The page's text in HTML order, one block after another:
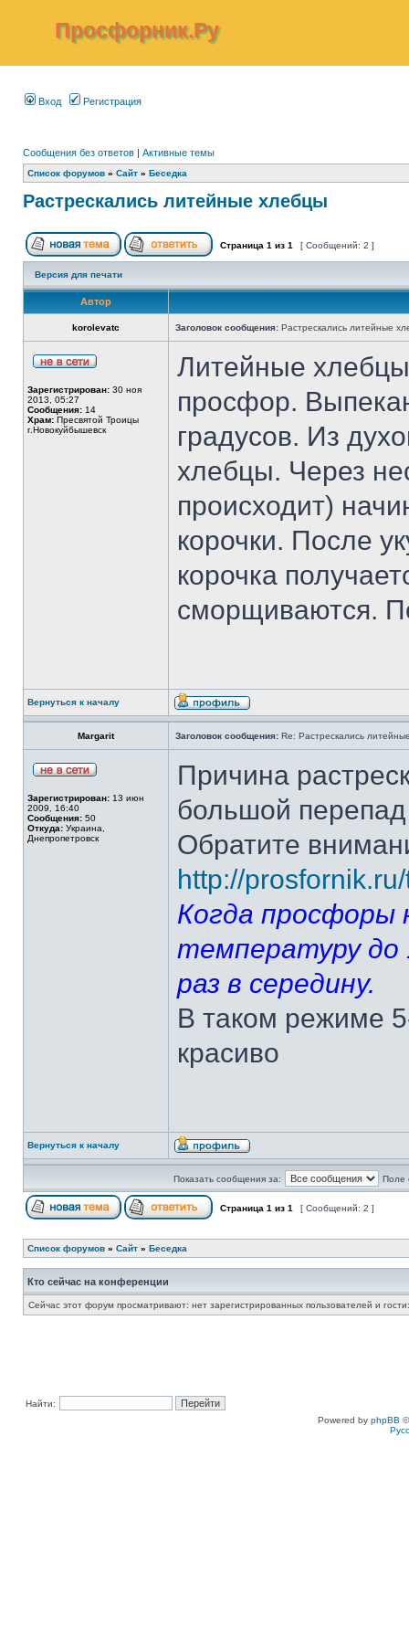
Просфорник.Ру
Вход Регистрация
Сообщения без ответов | Активные темы
Список форумов » Сайт » Беседка
Растрескались литейные хлебцы
Страница 1 из 1 [ Сообщений: 2 ]
Версия для печати
Автор
korolevatc Заголовок сообщения: Растрескались литейные
Зарегистрирован: 30 ноя
2013, 05:27
Сообщения: 14
Храм: Пресвятой Троицы
г.Новокуйбышевск
Литейные
просфор.
градусов. Из
хлебцы. Через
происходит)
корочки. После
корочка
сморщиваются.
Вернуться к началу
Margarit Заголовок сообщения: Re: Растрескались
Зарегистрирован: 13 июн
2009, 16:40
Сообщения: 50
Откуда: Украина,
Днепропетровск
Причина
большой
Обратите
http://
Когда просфоры
температуру до
раз в середину.
В таком режиме
красиво
Вернуться к началу
Показать сообщения за: Поле
Страница 1 из 1 [ Сообщений: 2 ]
Список форумов » Сайт » Беседка
Кто сейчас на конференции
Сейчас этот форум просматривают: нет зарегистрированных пользователей и
Найти:
Powered by phpBB